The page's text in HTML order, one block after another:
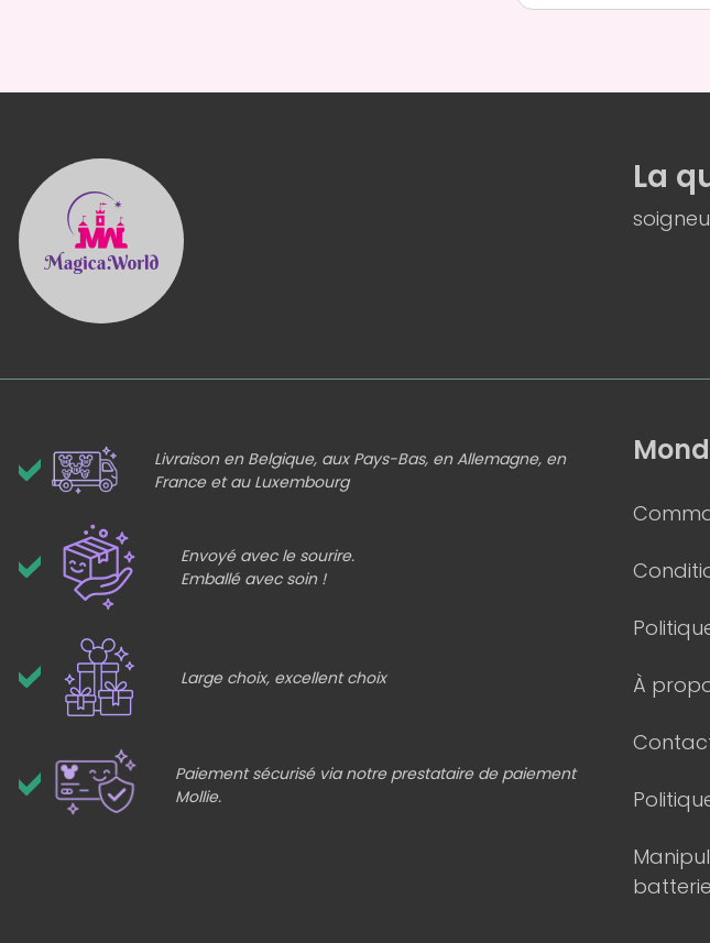
La
Livraison en Belgique, aux Pays-Bas, en Allemagne, en
France et au Luxembourg
Envoyé avec le sourire.
Emballé avec soin !
Large choix, excellent choix
Paiement sécurisé via notre prestataire de paiement
Mollie.
À